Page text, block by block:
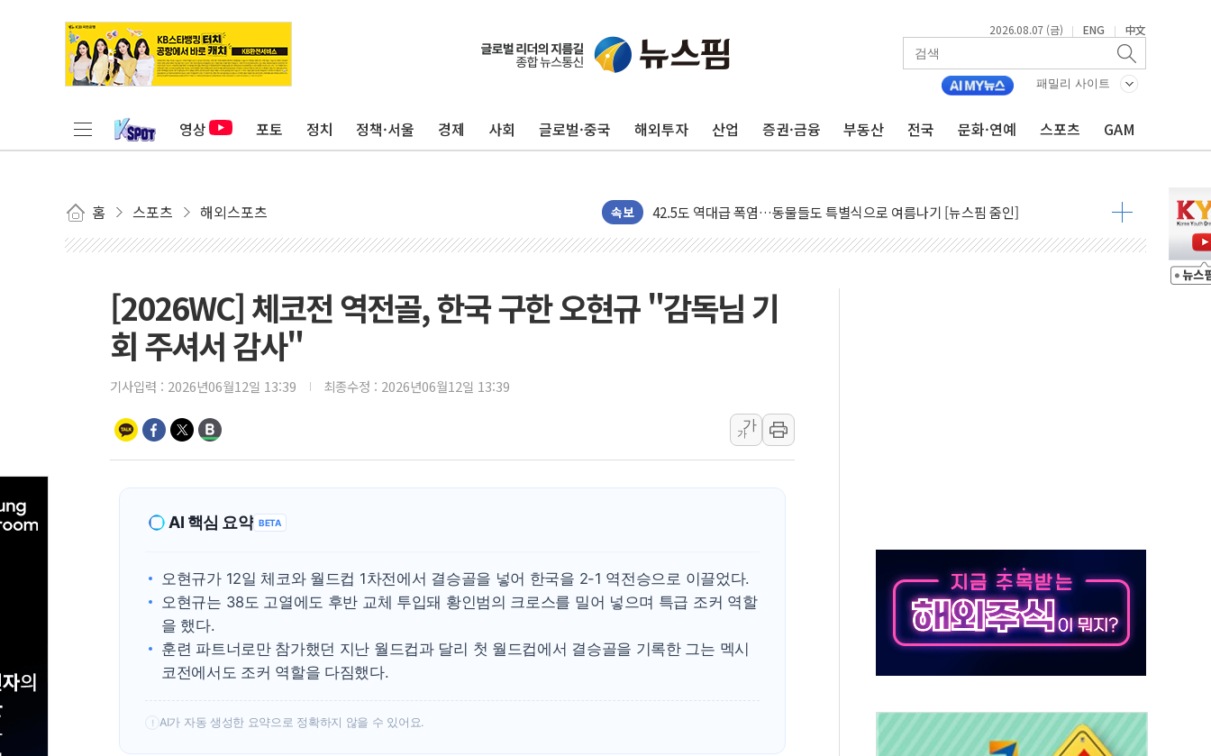
2026.08.07 (금) | ENG | 中文
패밀리 사이트
영상 포토 정치 정책·서울 경제 사회 글로벌·중국 해외투자 산업 증권·금융 부동산 전국 문화·연예 스포츠 GAM
홈 스포츠 해외스포츠 속보
'찜통더위'에 전력수요 역대 최고치 경신…한낮 총수요 104.3GW 기록
경찰, 9월부터 '가족 사건' 못 맡는다…상피제 실시
포스코홀딩스, 포스코인터·DX 지분 일부 매각
40.2도 찍은 서울 등 폭염중대경보 해제…누적 온열질환자 2872명
"文정부 악몽 재현 안돼"...李 부동산 세제안에 與 내부서 '총선·대선 직격탄' 우려
워트, 상반기 영업이익 30억원
프롬바이오, 10일 거래 재개…"재무구조 개편"
NH농협생명, 농작업 중 온열질환 보장…폭염기 신속 보상 강화
보로노이, 폐암 치료제 'VRN11' 캐나다 IND 신청
푸본현대생명, 육군 3군단과 군 장병 금융교육·전역 지원 협약
교보생명, '교보K-맞춤건강보험' 6개월 배타적사용권 획득
벼랑 끝 선 '동전주' 무더기 상폐 위기…관리종목 우려 지정예고 총 63개
[2026WC] 체코전 역전골, 한국 구한 오현규 "감독님 기
회 주셔서 감사"
기사입력 : 2026년06월12일 13:39 최종수정 : 2026년06월12일 13:39
가
가
AI 핵심 요약 BETA
오현규가 12일 체코와 월드컵 1차전에서 결승골을 넣어 한국을 2-1 역전승으로 이끌었다.
오현규는 38도 고열에도 후반 교체 투입돼 황인범의 크로스를 밀어 넣으며 특급 조커 역할
을 했다.
훈련 파트너로만 참가했던 지난 월드컵과 달리 첫 월드컵에서 결승골을 기록한 그는 멕시
코전에서도 조커 역할을 다짐했다.
! AI가 자동 생성한 요약으로 정확하지 않을 수 있어요.